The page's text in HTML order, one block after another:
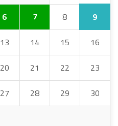
6 7 8 9
13 14 15 16
20 21 22 23
27 28 29 30